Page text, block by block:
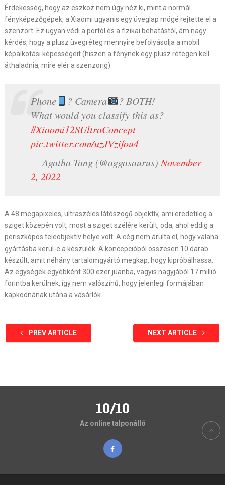
Érdekesség, hogy az eszköz nem úgy néz ki, mint a normál
fényképezőgépek, a Xiaomi ugyanis egy üveglap mögé rejtette el a
szenzort. Ez ugyan védi a portól és a fizikai behatástól, ám nagy
kérdés, hogy a plusz üvegréteg mennyire befolyásolja a mobil
képalkotási képességeit (hiszen a fénynek egy plusz rétegen kell
áthaladnia, mire elér a szenzorig).
Phone ? Camera
? BOTH!
What would you classify this as?
#Xiaomi12SUltraConcept
pic.twitter.com/uzJVzifou4
— Agatha Tang (@aggasaurus) November
2, 2022
A 48 megapixeles, ultraszéles látószögű objektív, ami eredetileg a
sziget közepén volt, most a sziget szélére került, oda, ahol eddig a
periszkópos teleobjektív helye volt. A cég nem árulta el, hogy valaha
gyártásba kerül-e a készülék. A koncepcióból összesen 10 darab
készült, amit néhány tartalomgyártó megkap, hogy kipróbálhassa.
Az egységek egyébként 300 ezer jüanba, vagyis nagyjából 17 millió
forintba kerülnek, így nem valószínű, hogy jelenlegi formájában
kapkodnának utána a vásárlók.
PREV ARTICLE NEXT ARTICLE
10/10
Az online talponálló